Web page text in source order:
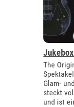
The
Glam-
steckt
und ist